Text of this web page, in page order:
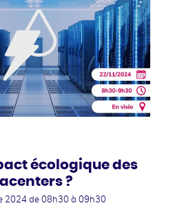
écologique des
?
2024 de 08h30 à 09h30